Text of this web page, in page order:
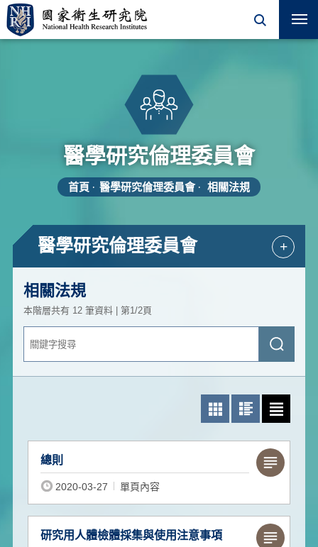
醫學研究倫理委員會
首頁 醫學研究倫理委員會 相關法規
醫學研究倫理委員會 +
相關法規
本階層共有 12 筆資料 | 第1/2頁
關
送
總則
2020-03-27 單頁內容
研究用人體檢體採集與使用注意事項